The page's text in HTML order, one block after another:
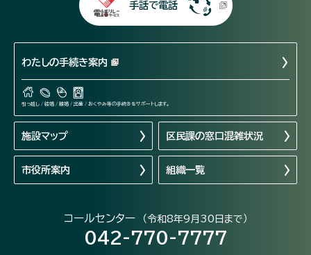
手話で電話
わたしの手続き案内
引っ越し / 結婚 / 離婚 / 出産 / おくやみ等の手続きをサポートします。
施設マップ 区民課の窓口混雑状況
市役所案内 組織一覧
コールセンター （令和8年9月30日まで）
042-770-7777